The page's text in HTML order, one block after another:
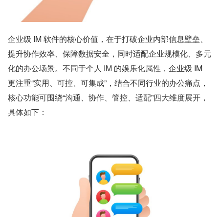
企业级 IM 软件的核心价值，在于打破企业内部信息壁垒、
提升协作效率、保障数据安全，同时适配企业规模化、多元
化的办公场景。不同于个人 IM 的娱乐化属性，企业级 IM
更注重“实用、可控、可集成”，结合不同行业的办公痛点，
核心功能可围绕“沟通、协作、管控、适配”四大维度展开，
具体如下：